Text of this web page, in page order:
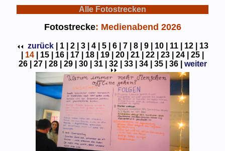
Alle Fotostrecken
Fotostrecke: Medienabend 2026
zurück 1 | 2 | 3 | 4 | 5 | 6 | 7 | 8 | 9 | 10 | 11 | 12 |
13
14 15 | 16 | 17 | 18 | 19 | 20 | 21 | 22 | 23 | 24 |
25 |
26 |
27 | 28 | 29 | 30 | 31 | 32 | 33 | 34 | 35 | 36 | weiter